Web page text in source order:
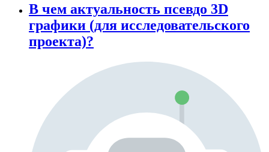
В чем актуальность псевдо 3D
графики (для исследовательского
проекта)?